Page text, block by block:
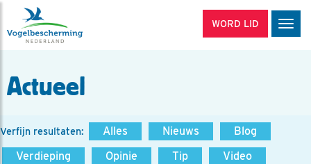
WORD LID
Actueel
Verfijn resultaten: Alles Nieuws
Blog
Verdieping
Opinie Tip
Video